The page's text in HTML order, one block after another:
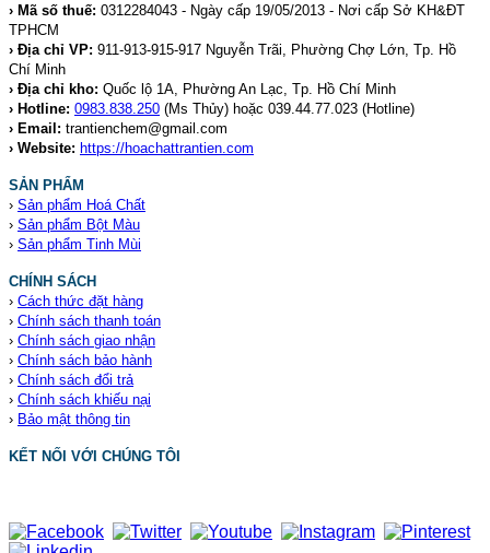
› Mã số thuế: 0312284043 - Ngày cấp 19/05/2013 - Nơi cấp Sở KH&ĐT
TPHCM
› Địa chỉ VP: 911-913-915-917 Nguyễn Trãi, Phường Chợ Lớn, Tp. Hồ
Chí Minh
› Địa chỉ kho: Quốc lộ 1A, Phường An Lạc, Tp. Hồ Chí Minh
› Hotline: 0983.838.250 (Ms Thủy) hoặc 039.44.77.023 (Hotline)
› Email: trantienchem@gmail.com
› Website: https://hoachattrantien.com
SẢN PHẨM
› Sản phẩm Hoá Chất
› Sản phẩm Bột Màu
› Sản phẩm Tinh Mùi
CHÍNH SÁCH
› Cách thức đặt hàng
› Chính sách thanh toán
› Chính sách giao nhận
› Chính sách bảo hành
› Chính sách đổi trả
› Chính sách khiếu nại
› Bảo mật thông tin
KẾT NỐI VỚI CHÚNG TÔI